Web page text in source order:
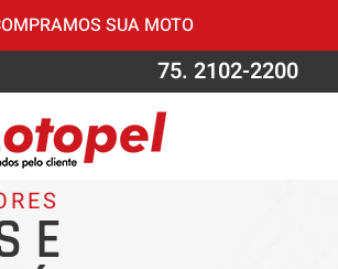
SUA MOTO
75. 2102-2200
E